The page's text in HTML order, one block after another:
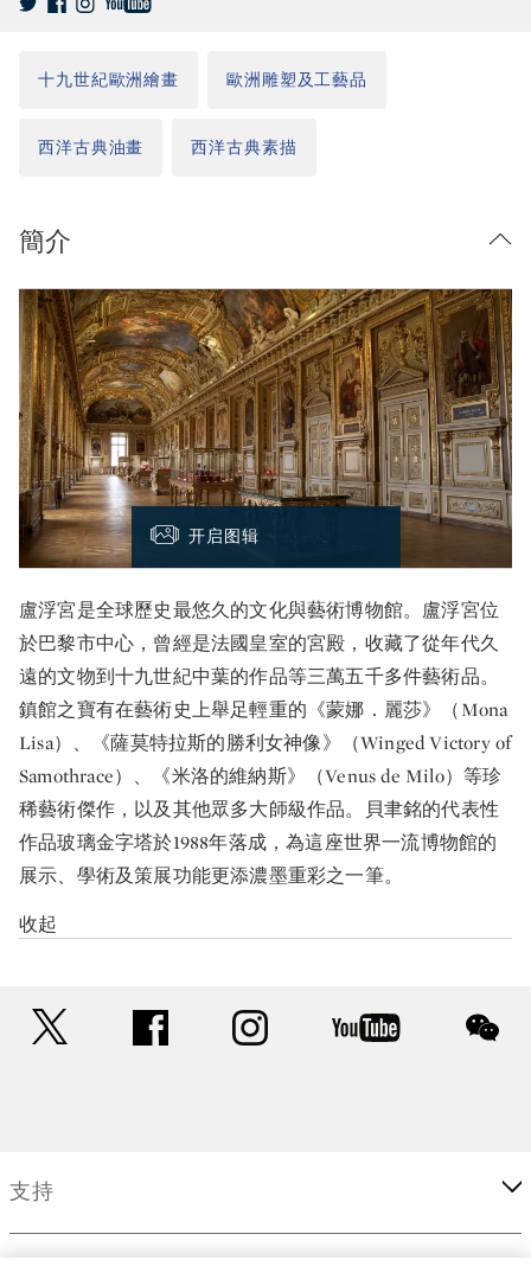
簡介
开启图辑
盧浮宮是全球歷史最悠久的文化與藝術博物館。盧浮宮位
於巴黎市中心，曾經是法國皇室的宮殿，收藏了從年代久
遠的文物到十九世紀中葉的作品等三萬五千多件藝術品。
鎮館之寶有在藝術史上舉足輕重的《蒙娜．麗莎》（Mona
Lisa）、《薩莫特拉斯的勝利女神像》（Winged Victory of
Samothrace）、《米洛的維納斯》（Venus de Milo）等珍
稀藝術傑作，以及其他眾多大師級作品。貝聿銘的代表性
作品玻璃金字塔於1988年落成，為這座世界一流博物館的
展示、學術及策展功能更添濃墨重彩之一筆。
收起
十九世紀歐洲繪畫 歐洲雕塑及工藝品
西洋古典油畫 西洋古典素描
facebook instagram youtube
支持